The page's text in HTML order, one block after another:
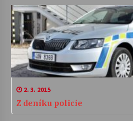
2. 3. 2015
Z deníku policie